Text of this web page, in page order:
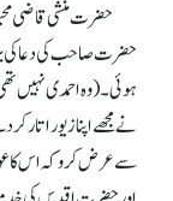
حضرت منشی قاضی
حضرت صاحب کی دعا کی
ہوئی۔ (وہ احمدی نہیں
نے مجھے اپنا زیور
سے عرض کرو کہ اس